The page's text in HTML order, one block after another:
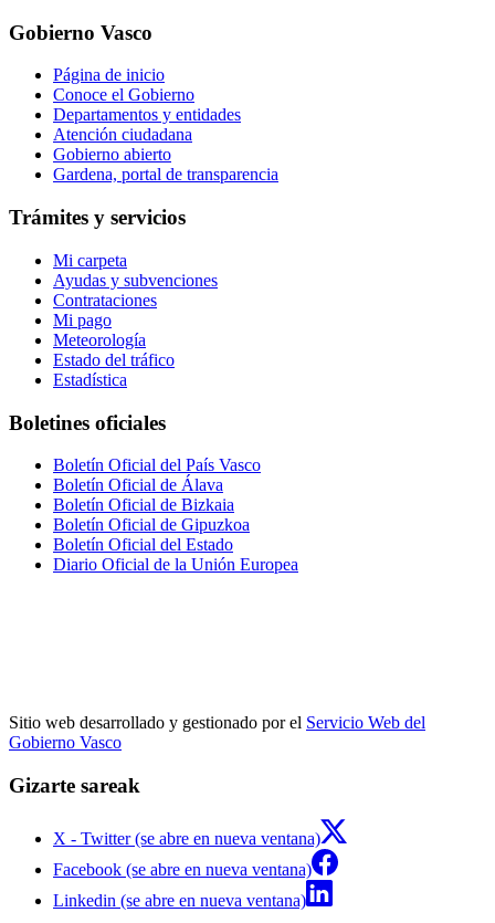
Gobierno Vasco
Página de inicio
Conoce el Gobierno
Departamentos y entidades
Atención ciudadana
Gobierno abierto
Gardena, portal de transparencia
Trámites y servicios
Mi carpeta
Ayudas y subvenciones
Contrataciones
Mi pago
Meteorología
Estado del tráfico
Estadística
Boletines oficiales
Boletín Oficial del País Vasco
Boletín Oficial de Álava
Boletín Oficial de Bizkaia
Boletín Oficial de Gipuzkoa
Boletín Oficial del Estado
Diario Oficial de la Unión Europea
Sitio web desarrollado y gestionado por el Servicio Web del
Gobierno Vasco
Gizarte sareak
X - Twitter (se abre en nueva ventana)
Facebook (se abre en nueva ventana)
Linkedin (se abre en nueva ventana)